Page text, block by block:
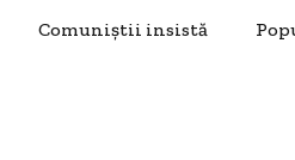
Comuniștii insistă